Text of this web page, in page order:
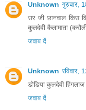
Unknown गुरुवार,
सर जी छानवाल किस
कुलदेवी कैलामाता
जवाब दें
Unknown
डोडिया कुलदेवी हिंगलाज
जवाब दें